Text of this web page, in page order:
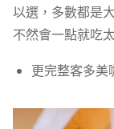
以選，多數都是
不然會一點就吃
更完整客多美